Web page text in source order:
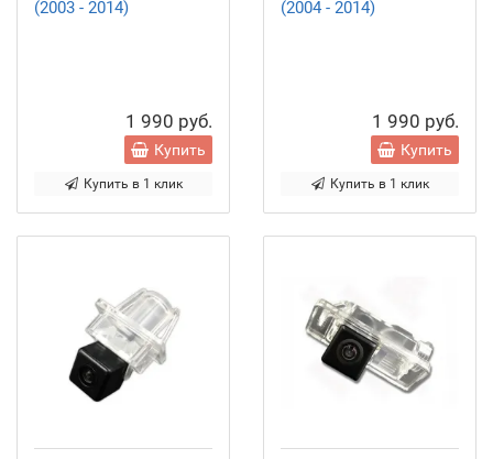
(2003 - 2014)
1 990 руб.
Купить
Купить в 1 клик
(2004 - 2014)
1 990 руб.
Купить
Купить в 1 клик